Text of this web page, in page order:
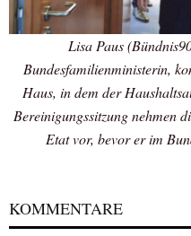
Lisa Paus
Bundesfamilienministerin,
Haus, in dem der
Bereinigungssitzung nehmen
Etat vor, bevor er im
KOMMENTARE